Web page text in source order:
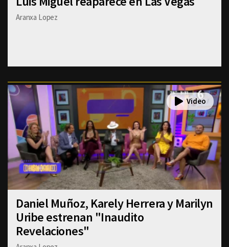
Aranxa Lopez
Daniel Muñoz, Karely Herrera y Marilyn
Uribe estrenan "Inaudito
Revelaciones"